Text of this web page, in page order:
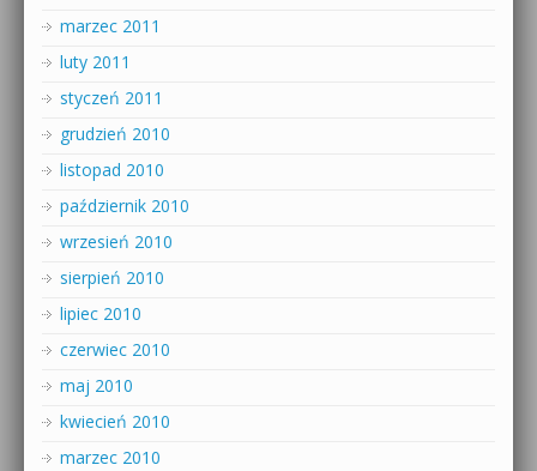
marzec 2011
luty 2011
styczeń 2011
grudzień 2010
listopad 2010
październik 2010
wrzesień 2010
sierpień 2010
lipiec 2010
czerwiec 2010
maj 2010
kwiecień 2010
marzec 2010